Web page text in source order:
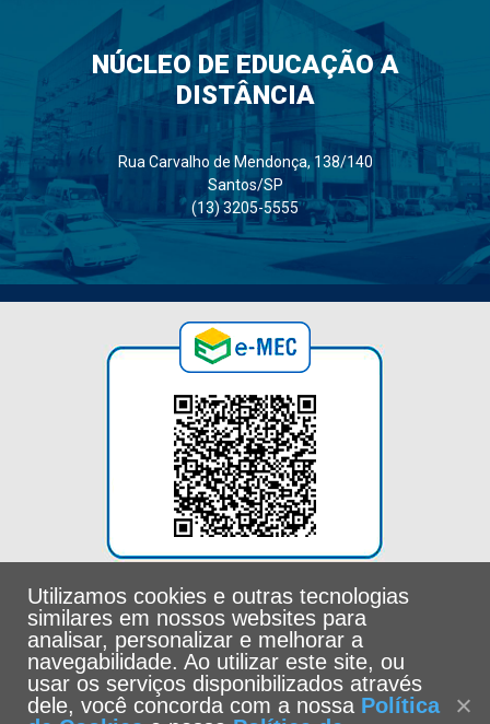
NÚCLEO DE EDUCAÇÃO A
DISTÂNCIA
Rua Carvalho de Mendonça, 138/140
Santos/SP
(13) 3205-5555
Utilizamos cookies e outras tecnologias
similares em nossos websites para
analisar, personalizar e melhorar a
navegabilidade. Ao utilizar este site, ou
usar os serviços disponibilizados através
dele, você concorda com a nossa Política